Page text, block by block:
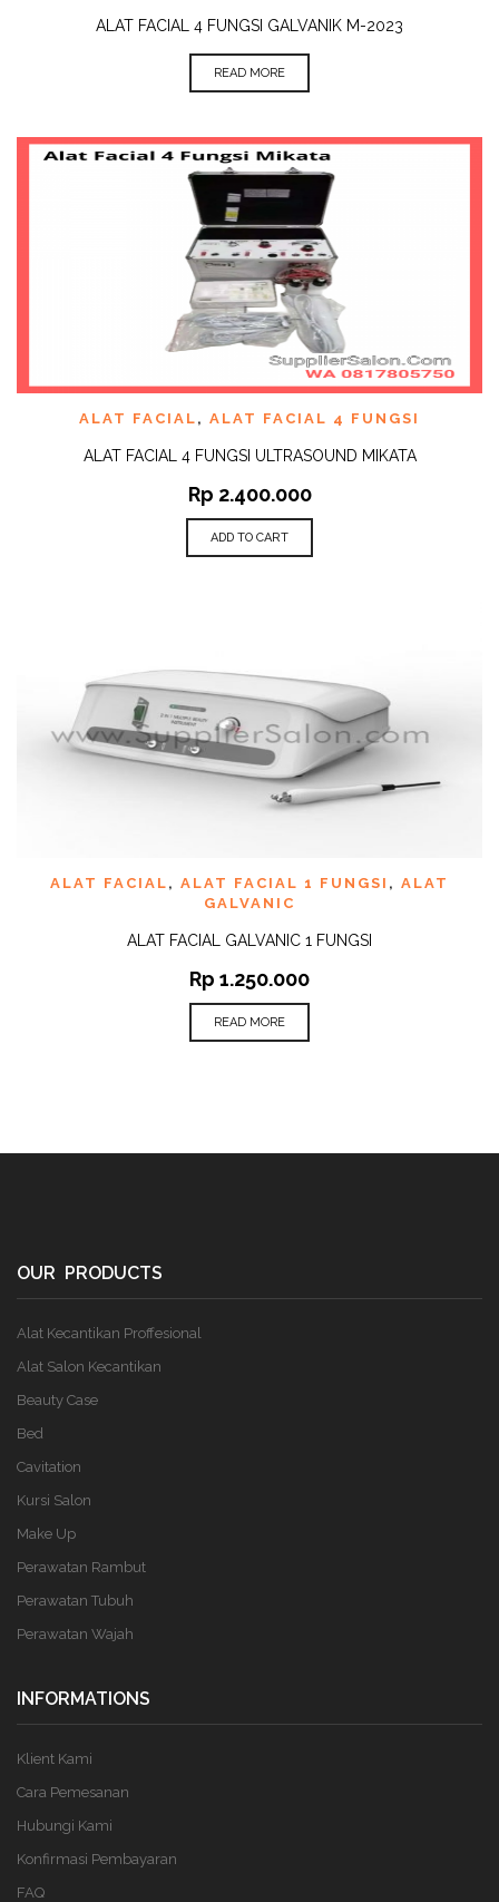
ALAT FACIAL 4 FUNGSI GALVANIK M-2023
READ MORE
ALAT FACIAL , ALAT FACIAL 4 FUNGSI
ALAT FACIAL 4 FUNGSI ULTRASOUND MIKATA
Rp 2.400.000
ADD TO CART
ALAT FACIAL , ALAT FACIAL 1 FUNGSI , ALAT
GALVANIC
ALAT FACIAL GALVANIC 1 FUNGSI
Rp 1.250.000
READ MORE
OUR PRODUCTS
Alat Kecantikan Proffesional
Alat Salon Kecantikan
Beauty Case
Bed
Cavitation
Kursi Salon
Make Up
Perawatan Rambut
Perawatan Tubuh
Perawatan Wajah
INFORMATIONS
Klient Kami
Cara Pemesanan
Hubungi Kami
Konfirmasi Pembayaran
FAQ